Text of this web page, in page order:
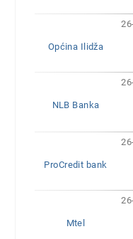
Općina Ilidža
NLB Banka
ProCredit bank
Mtel